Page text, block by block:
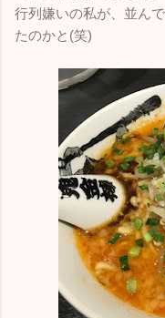
行列嫌いの私が、並ん
たのかと(笑)